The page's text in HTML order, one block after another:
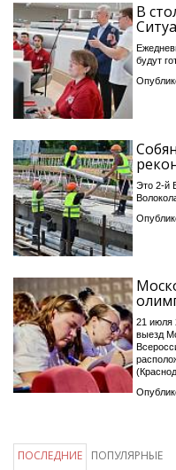
В
будут
Это 2-й
21 июля
выезд
ПОСЛЕДНИЕ ПОПУЛЯРНЫЕ